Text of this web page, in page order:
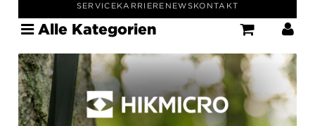
SERVICEKARRIERE NEWSKONTAKT
Alle Kategorien